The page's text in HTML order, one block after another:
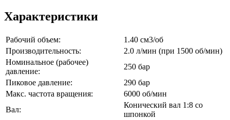
Характеристики
Рабочий объем:
1.40 см3/об
Производительность:
2.0 л/мин (при 1500 об/мин)
Номинальное (рабочее)
давление:
250 бар
Пиковое давление:
290 бар
Макс. частота вращения:
6000 об/мин
Вал:
Конический вал 1:8 со
шпонкой